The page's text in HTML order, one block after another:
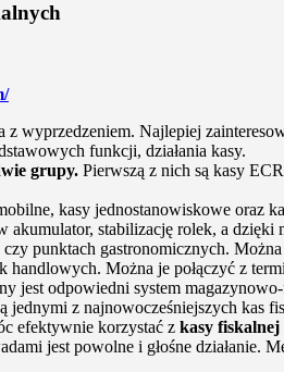
wyprzedzeniem. Najlepiej
funkcji, działania kasy.
grupy. Pierwszą z nich są kasy
kasy jednostanowiskowe oraz
akumulator, stabilizację rolek, a
punktach gastronomicznych.
handlowych. Można je połączyć z
jest odpowiedni system
z najnowocześniejszych kas
efektywnie korzystać z kasy fiskalnej
jest powolne i głośne